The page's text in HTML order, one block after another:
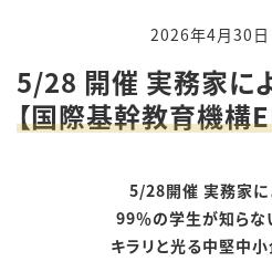
2026年4月30日
5/28 開催 実務家に
【国際基幹教育機構
5/28開催 実務家に
99％の学生が知らな
キラリと光る中堅中